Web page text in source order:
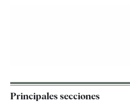
Principales secciones